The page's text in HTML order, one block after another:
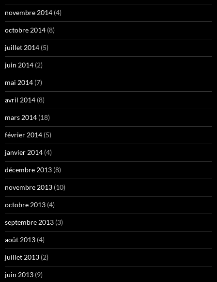
novembre 2014 (4)
octobre 2014 (8)
juillet 2014 (5)
juin 2014 (2)
mai 2014 (7)
avril 2014 (8)
mars 2014 (18)
février 2014 (5)
janvier 2014 (4)
décembre 2013 (8)
novembre 2013 (10)
octobre 2013 (4)
septembre 2013 (3)
août 2013 (4)
juillet 2013 (2)
juin 2013 (9)